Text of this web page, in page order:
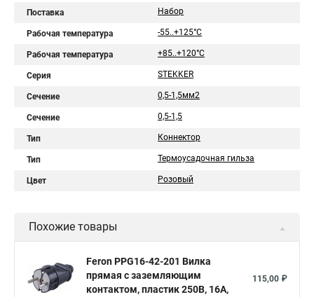
Поставка Набор
Рабочая температура -55..+125°C
Рабочая температура +85..+120°C
Серия STEKKER
Сечение 0,5-1,5мм2
Сечение 0,5-1,5
Тип Коннектор
Тип Термоусадочная гильза
Цвет Розовый
Похожие товары
Feron PPG16-42-201 Вилка
прямая с заземляющим
контактом, пластик 250В, 16A,
115,00 ₽